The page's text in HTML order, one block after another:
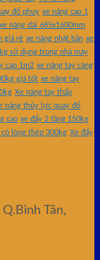
đổ phuy xe nâng cao 1
xe nâng dài 685x1600mm
giá rẻ xe nâng nhật bản xe
sử dụng trong nhà máy
cao 1m2 xe nâng tay càng
giá tốt xe nâng tay
Xe nâng tay thấp
nâng thủy lực quay đổ
cao xe đẩy 2 tầng 150kg
có lòng thép 300kg Xe đẩy
Tân,